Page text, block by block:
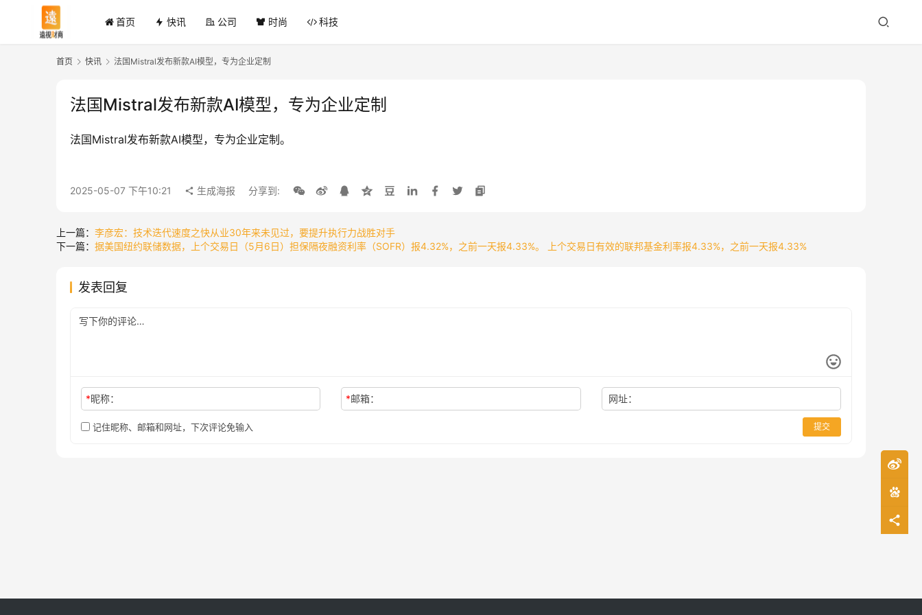
首页 快讯 公司 时尚 科技
首页 快讯 法国Mistral发布新款AI模型，专为企业定制
法国Mistral发布新款AI模型，专为企业定制
法国Mistral发布新款AI模型，专为企业定制。
2025-05-07 下午10:21 生成海报 分享到:
上一篇： 李彦宏：技术迭代速度之快从业30年来未见过，要提升执行力战胜对手
下一篇： 据美国纽约联储数据，上个交易日（5月6日）担保隔夜融资利率（SOFR）报4.32%，之前一天报4.33%。 上个交易日有效的联邦基金利率报4.33%，之前一天报4.33%
发表回复
*昵称： *邮箱： 网址：
记住昵称、邮箱和网址，下次评论免输入 提交